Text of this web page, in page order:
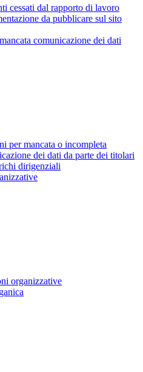
cessati dal rapporto di lavoro
da pubblicare sul sito
comunicazione dei dati
per mancata o incompleta
dei dati da parte dei titolari
dirigenziali
organizzative